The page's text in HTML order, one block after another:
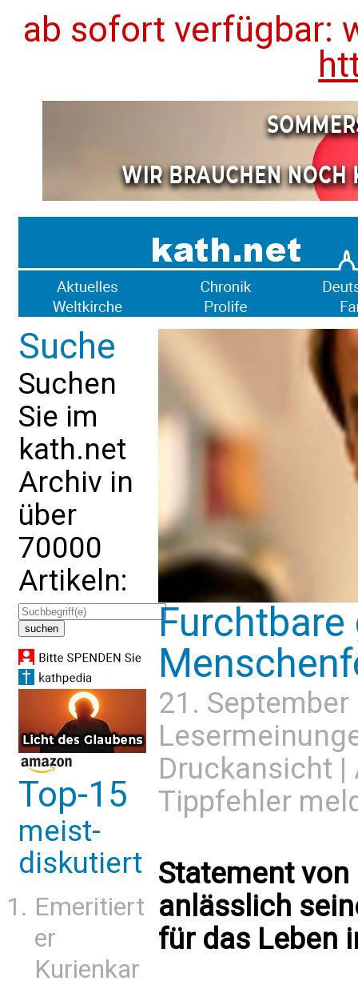
ab sofort verfügbar:
Suche
Suchen
Sie im
kath.net
Archiv in
über
70000
Artikeln:
Top-15
meist-
diskutiert
Emeritiert
er
Kurienkar
21.
Druckansicht |
Tippfehler
Statement von
anlässlich
für das Leben